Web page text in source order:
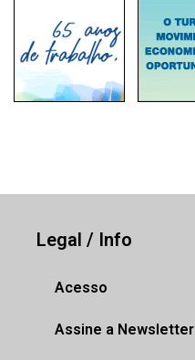
Legal / Info
Acesso
Assine a Newsletter